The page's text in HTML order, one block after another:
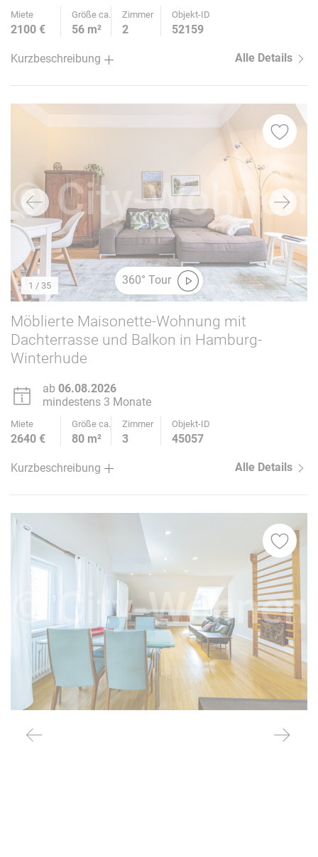
Miete Größe ca. Zimmer Objekt-ID
2100 € 56 m² 2 52159
Kurzbeschreibung Alle Details
1 / 35 360° Tour
Möblierte Maisonette-Wohnung mit
Dachterrasse und Balkon in Hamburg-
Winterhude
ab 06.08.2026
mindestens 3 Monate
Miete Größe ca. Zimmer Objekt-ID
2640 € 80 m² 3 45057
Kurzbeschreibung Alle Details